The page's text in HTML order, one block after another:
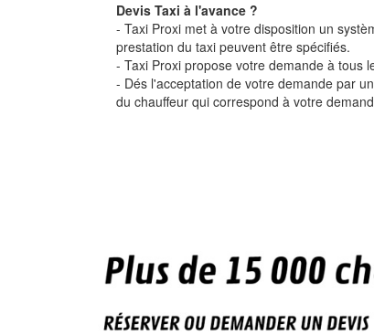
Devis Taxi à l'avance ?
- Taxi Proxi met à votre disposition un
prestation du taxi peuvent être spécifiés.
- Taxi Proxi propose votre demande à tous
- Dés l'acceptation de votre demande par
du chauffeur qui correspond à votre